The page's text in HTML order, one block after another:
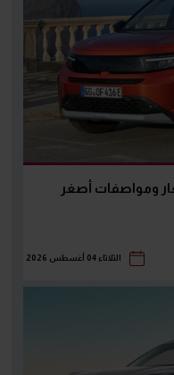
ومواصفات أصغر
الثلاثاء 04 أغسطس 2026